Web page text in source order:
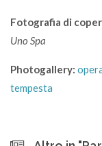
Fotografia di
Uno Spa
Photogallery:
tempesta